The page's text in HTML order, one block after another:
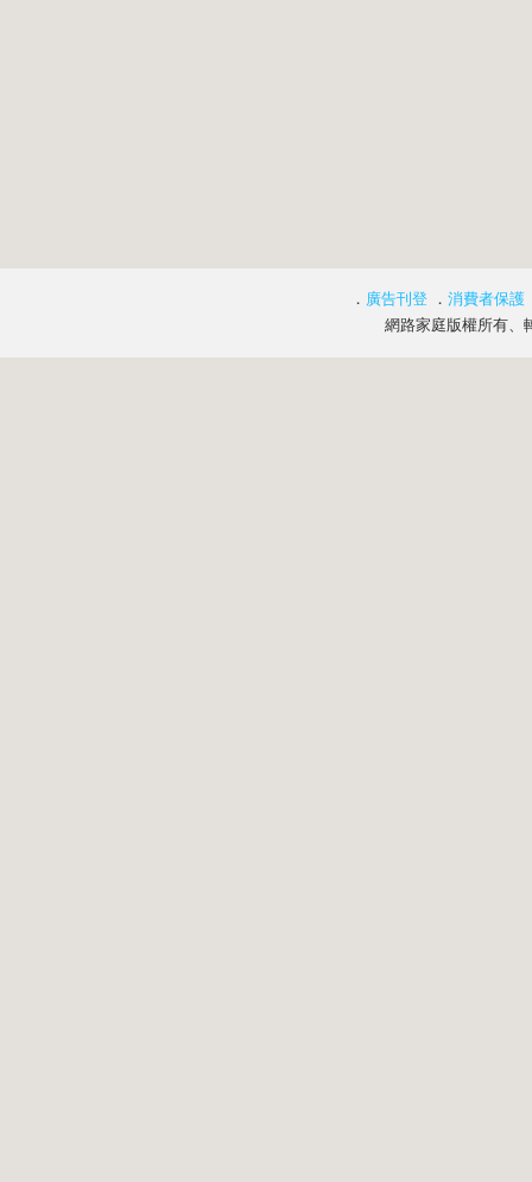
． 廣告刊登 ． 消費者保護
網路家庭版權所有、